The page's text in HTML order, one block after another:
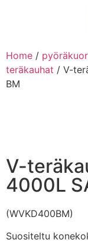
Home /
teräkauhat / V-
BM
V-
4000L
(WVKD400BM)
Suositeltu